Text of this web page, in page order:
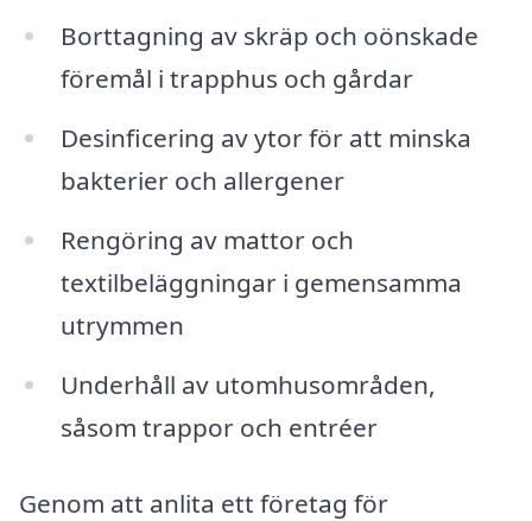
Borttagning av skräp och oönskade
föremål i trapphus och gårdar
Desinficering av ytor för att minska
bakterier och allergener
Rengöring av mattor och
textilbeläggningar i gemensamma
utrymmen
Underhåll av utomhusområden,
såsom trappor och entréer
Genom att anlita ett företag för